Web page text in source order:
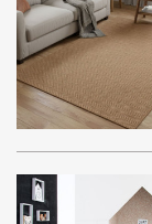
climatiques.
entretien minimal :
saison avec une
CONFORT
Surfaces douces
sol froid ou